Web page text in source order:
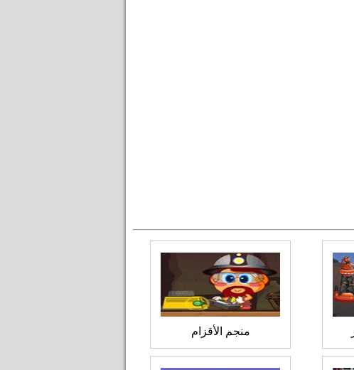
منجم الأقزام